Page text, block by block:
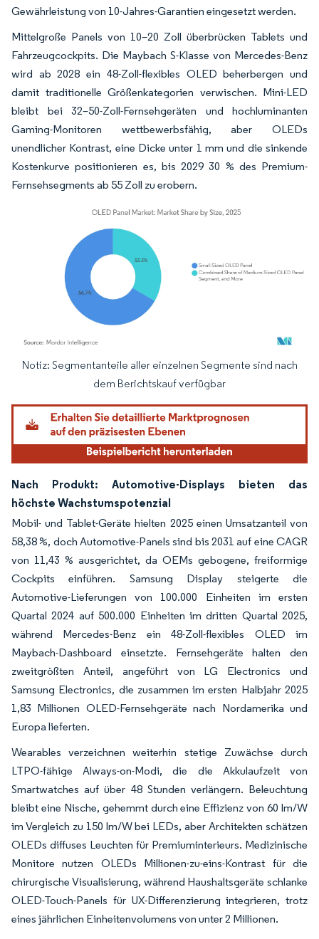
Gewährleistung von 10-Jahres-Garantien eingesetzt werden.
Mittelgroße Panels von 10–20 Zoll überbrücken Tablets und
Fahrzeugcockpits. Die Maybach S-Klasse von Mercedes-Benz
wird ab 2028 ein 48-Zoll-flexibles OLED beherbergen und
damit traditionelle Größenkategorien verwischen. Mini-LED
bleibt bei 32–50-Zoll-Fernsehgeräten und hochluminanten
Gaming-Monitoren wettbewerbsfähig, aber OLEDs
unendlicher Kontrast, eine Dicke unter 1 mm und die sinkende
Kostenkurve positionieren es, bis 2029 30 % des Premium-
Fernsehsegments ab 55 Zoll zu erobern.
Bild © Mordor Intelligence. Wiederverwendung erfordert Namensnennung
Notiz: Segmentanteile aller einzelnen Segmente sind nach
dem Berichtskauf verfügbar
Nach Produkt: Automotive-Displays bieten das
höchste Wachstumspotenzial
Mobil- und Tablet-Geräte hielten 2025 einen Umsatzanteil von
58,38 %, doch Automotive-Panels sind bis 2031 auf eine CAGR
von 11,43 % ausgerichtet, da OEMs gebogene, freiformige
Cockpits einführen. Samsung Display steigerte die
Automotive-Lieferungen von 100.000 Einheiten im ersten
Quartal 2024 auf 500.000 Einheiten im dritten Quartal 2025,
während Mercedes-Benz ein 48-Zoll-flexibles OLED im
Maybach-Dashboard einsetzte. Fernsehgeräte halten den
zweitgrößten Anteil, angeführt von LG Electronics und
Samsung Electronics, die zusammen im ersten Halbjahr 2025
1,83 Millionen OLED-Fernsehgeräte nach Nordamerika und
Europa lieferten.
Wearables verzeichnen weiterhin stetige Zuwächse durch
LTPO-fähige Always-on-Modi, die die Akkulaufzeit von
Smartwatches auf über 48 Stunden verlängern. Beleuchtung
bleibt eine Nische, gehemmt durch eine Effizienz von 60 lm/W
im Vergleich zu 150 lm/W bei LEDs, aber Architekten schätzen
OLEDs diffuses Leuchten für Premiuminterieurs. Medizinische
Monitore nutzen OLEDs Millionen-zu-eins-Kontrast für die
chirurgische Visualisierung, während Haushaltsgeräte schlanke
OLED-Touch-Panels für UX-Differenzierung integrieren, trotz
eines jährlichen Einheitenvolumens von unter 2 Millionen.